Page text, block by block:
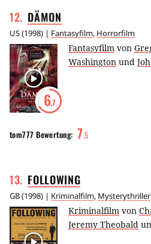
12. DÄMON
US(1998) | Fantasyfilm, Horrorfilm
6.7
Fantasyfilm von
Washington und
tom777 Bewertung: 7.5
13. FOLLOWING
GB(1998) | Kriminalfilm, Mysterythriller
Kriminalfilm von
Jeremy Theobald